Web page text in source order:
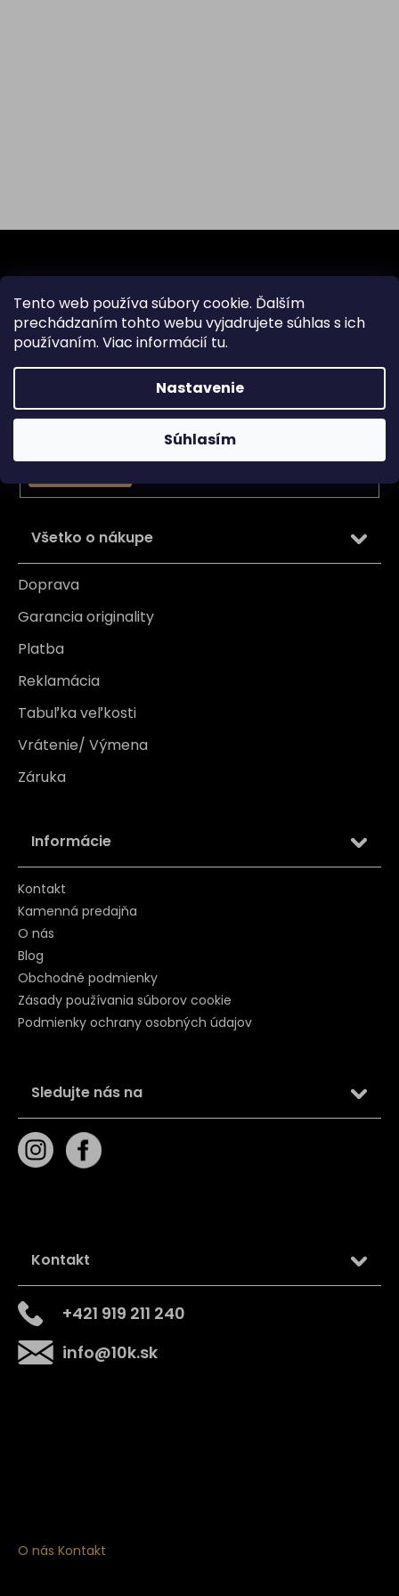
Tento web používa súbory cookie. Ďalším
prechádzaním tohto webu vyjadrujete súhlas s ich
používaním. Viac informácií tu.
Nastavenie
Súhlasím
p
Odoberať newsletter
Vložte svoj e-mail a my Vám budeme zasielať informácie
o nových produktoch na našom e-shope.
Email
Vložením e-mailu súhlasíte s
podmienkami ochrany
Všetko o nákupe
Doprava
Garancia originality
Platba
Reklamácia
Tabuľka veľkosti
Vrátenie/ Výmena
Záruka
Informácie
Kontakt
Kamenná predajňa
O nás
Blog
Obchodné podmienky
Zásady používania súborov cookie
Podmienky ochrany osobných údajov
Sledujte nás na
Kontakt
info@10k.sk
+421 919 211 240
O nás Kontakt